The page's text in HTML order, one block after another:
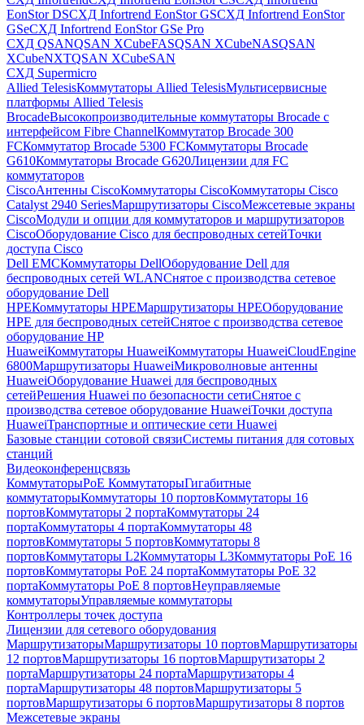
EonStor DSСХД Infortrend EonStor GSСХД Infortrend EonStor
GSeСХД Infortrend EonStor GSe Pro
СХД QSANQSAN XCubeFASQSAN XCubeNASQSAN
XCubeNXTQSAN XCubeSAN
СХД Supermicro
Allied TelesisКоммутаторы Allied TelesisМультисервисные
платформы Allied Telesis
BrocadeВысокопроизводительные коммутаторы Brocade с
интерфейсом Fibre ChannelКоммутатор Brocade 300
FCКоммутатор Brocade 5300 FCКоммутаторы Brocade
G610Коммутаторы Brocade G620Лицензии для FC
коммутаторов
CiscoАнтенны CiscoКоммутаторы CiscoКоммутаторы Cisco
Catalyst 2940 SeriesМаршрутизаторы CiscoМежсетевые экраны
CiscoМодули и опции для коммутаторов и маршрутизаторов
CiscoОборудование Cisco для беспроводных сетейТочки
доступа Cisco
Dell EMCКоммутаторы DellОборудование Dell для
беспроводных сетей WLANСнятое с производства сетевое
оборудование Dell
HPEКоммутаторы HPEМаршрутизаторы HPEОборудование
HPE для беспроводных сетейСнятое с производства сетевое
оборудование HP
HuaweiКоммутаторы HuaweiКоммутаторы HuaweiCloudEngine
6800Маршрутизаторы HuaweiМикроволновые антенны
HuaweiОборудование Huawei для беспроводных
сетейРешения Huawei по безопасности сетиСнятое с
производства сетевое оборудование HuaweiТочки доступа
HuaweiТранспортные и оптические сети Huawei
Базовые станции сотовой связиСистемы питания для сотовых
станций
Видеоконференцсвязь
КоммутаторыPoE КоммутаторыГигабитные
коммутаторыКоммутаторы 10 портовКоммутаторы 16
портовКоммутаторы 2 портаКоммутаторы 24
портаКоммутаторы 4 портаКоммутаторы 48
портовКоммутаторы 5 портовКоммутаторы 8
портовКоммутаторы L2Коммутаторы L3Коммутаторы PoE 16
портовКоммутаторы PoE 24 портаКоммутаторы PoE 32
портаКоммутаторы PoE 8 портовНеуправляемые
коммутаторыУправляемые коммутаторы
Контроллеры точек доступа
Лицензии для сетевого оборудования
МаршрутизаторыМаршрутизаторы 10 портовМаршрутизаторы
12 портовМаршрутизаторы 16 портовМаршрутизаторы 2
портаМаршрутизаторы 24 портаМаршрутизаторы 4
портаМаршрутизаторы 48 портовМаршрутизаторы 5
портовМаршрутизаторы 6 портовМаршрутизаторы 8 портов
Межсетевые экраны